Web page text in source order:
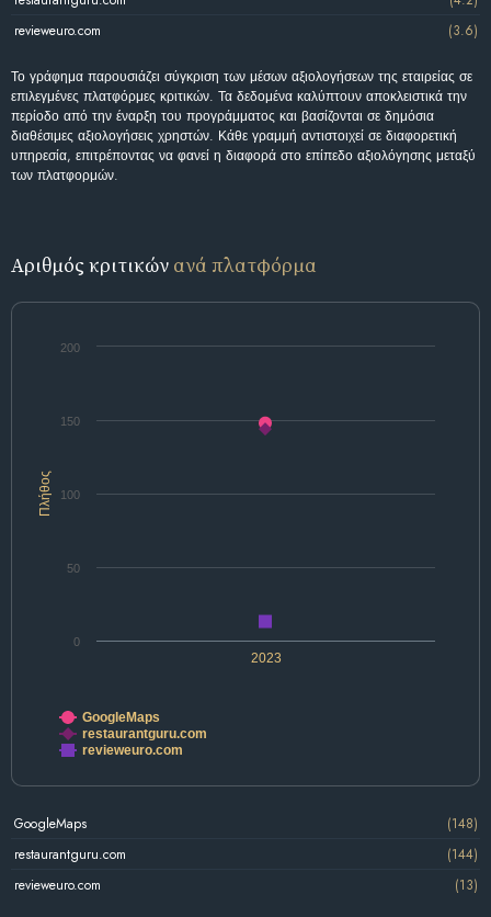
revieweuro.com
(3.6)
Το γράφημα παρουσιάζει σύγκριση των μέσων αξιολογήσεων της εταιρείας σε
επιλεγμένες πλατφόρμες κριτικών. Τα δεδομένα καλύπτουν αποκλειστικά την
περίοδο από την έναρξη του προγράμματος και βασίζονται σε δημόσια
διαθέσιμες αξιολογήσεις χρηστών. Κάθε γραμμή αντιστοιχεί σε διαφορετική
υπηρεσία, επιτρέποντας να φανεί η διαφορά στο επίπεδο αξιολόγησης μεταξύ
των πλατφορμών.
Αριθμός κριτικών ανά πλατφόρμα
Πλήθος
2023
0
50
100
150
200
GoogleMaps
restaurantguru.com
revieweuro.com
GoogleMaps
(148)
restaurantguru.com
(144)
revieweuro.com
(13)